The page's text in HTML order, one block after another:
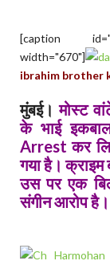
[caption
width="670"]
ibrahim brother
मुंबई।मोस्ट
के भाई
Arrest कर
गया है। क्राइम
उस पर एक
संगीन आरोप है।